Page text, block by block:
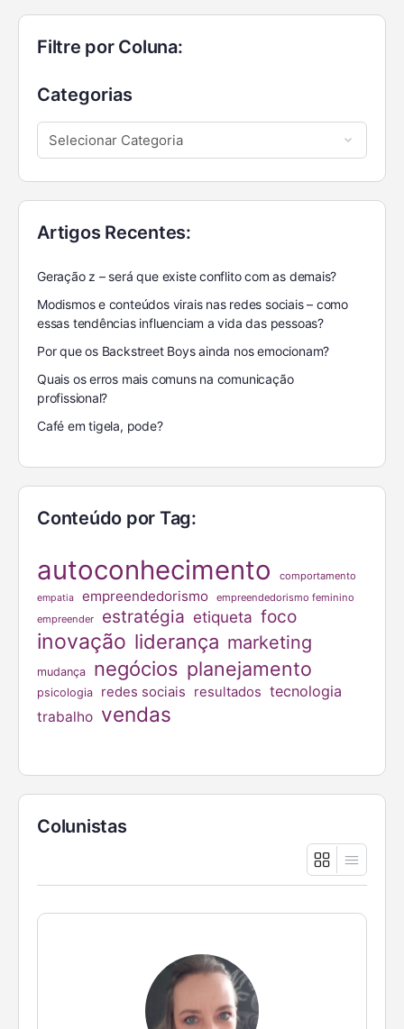
Filtre por Coluna:
Categorias
Artigos Recentes:
Geração z – será que existe conflito com as demais?
Modismos e conteúdos virais nas redes sociais – como
essas tendências influenciam a vida das pessoas?
Por que os Backstreet Boys ainda nos emocionam?
Quais os erros mais comuns na comunicação
profissional?
Café em tigela, pode?
Conteúdo por Tag:
autoconhecimento comportamento
empatia empreendedorismo
empreendedorismo feminino
empreender
estratégia etiqueta foco
inovação liderança marketing
mudança negócios planejamento
psicologia redes sociais resultados tecnologia
trabalho vendas
Colunistas